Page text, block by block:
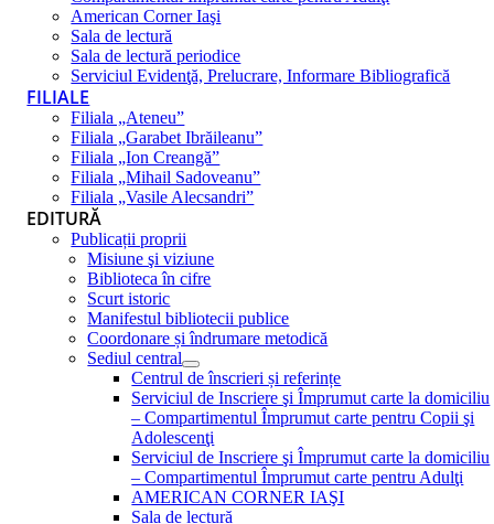
American Corner Iaşi
Sala de lectură
Sala de lectură periodice
Serviciul Evidenţă, Prelucrare, Informare Bibliografică
FILIALE
Filiala „Ateneu”
Filiala „Garabet Ibrăileanu”
Filiala „Ion Creangă”
Filiala „Mihail Sadoveanu”
Filiala „Vasile Alecsandri”
EDITURĂ
Publicații proprii
Misiune şi viziune
Biblioteca în cifre
Scurt istoric
Manifestul bibliotecii publice
Coordonare și îndrumare metodică
Sediul central
Centrul de înscrieri și referințe
Serviciul de Inscriere şi Împrumut carte la domiciliu
– Compartimentul Împrumut carte pentru Copii şi
Adolescenţi
Serviciul de Inscriere şi Împrumut carte la domiciliu
– Compartimentul Împrumut carte pentru Adulţi
AMERICAN CORNER IAŞI
Sala de lectură